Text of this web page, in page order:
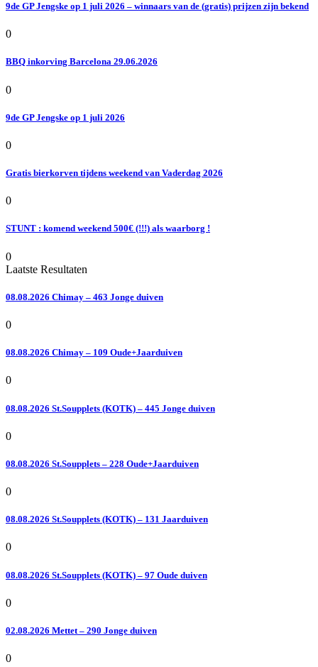
9de GP Jengske op 1 juli 2026 – winnaars van de (gratis) prijzen zijn bekend
0
BBQ inkorving Barcelona 29.06.2026
0
9de GP Jengske op 1 juli 2026
0
Gratis bierkorven tijdens weekend van Vaderdag 2026
0
STUNT : komend weekend 500€ (!!!) als waarborg !
0
Laatste Resultaten
08.08.2026 Chimay – 463 Jonge duiven
0
08.08.2026 Chimay – 109 Oude+Jaarduiven
0
08.08.2026 St.Soupplets (KOTK) – 445 Jonge duiven
0
08.08.2026 St.Soupplets – 228 Oude+Jaarduiven
0
08.08.2026 St.Soupplets (KOTK) – 131 Jaarduiven
0
08.08.2026 St.Soupplets (KOTK) – 97 Oude duiven
0
02.08.2026 Mettet – 290 Jonge duiven
0